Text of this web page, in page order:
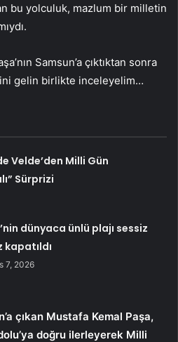
bu yolculuk, mazlum bir milletin
Samsun’a çıktıktan sonra
gelin birlikte inceleyelim…
Velde’den Milli Gün
Sürprizi
dünyaca ünlü plajı sessiz
kapatıldı
7, 2026
çıkan Mustafa Kemal Paşa,
doğru ilerleyerek Milli